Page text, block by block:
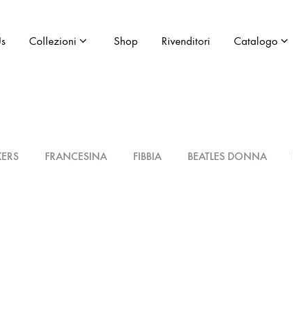
Collezioni Shop Rivenditori Catalogo
FRANCESINA FIBBIA BEATLES DONNA